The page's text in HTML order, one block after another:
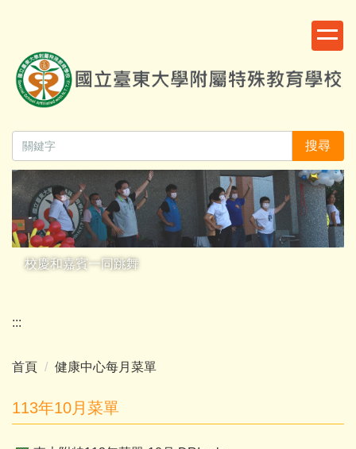
要
內
搜尋
校慶和嘉賓一同跳舞
:::
首頁 健康中心每月菜單
113年10月菜單